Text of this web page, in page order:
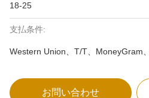
18-25
支払条件:
Western Union、T/T、MoneyGram
お問い合わせ